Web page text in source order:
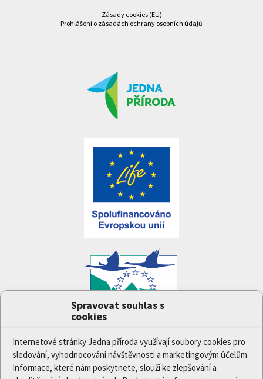
Spravovat souhlas s
cookies
Internetové stránky Jedna příroda využívají soubory cookies pro
sledování, vyhodnocování návštěvnosti a marketingovým účelům.
Informace, které nám poskytnete, slouží ke zlepšování a
Zásady cookies (EU)
Prohlášení o zásadách ochrany osobních údajů
LIFE17/IPE/CZ/000005) byl podpořen z finančního
nástroje Evropské unie LIFE.
Údaje a informace zveřejněné na těchto stránkách